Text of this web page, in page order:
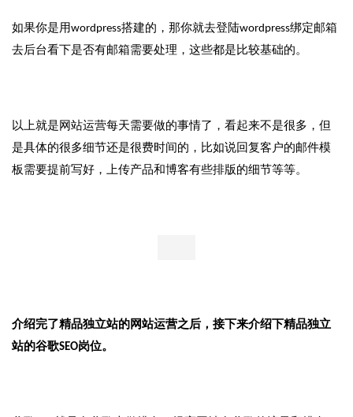
如果你是用wordpress搭建的，那你就去登陆wordpress绑定邮箱
去后台看下是否有邮箱需要处理，这些都是比较基础的。
以上就是网站运营每天需要做的事情了，看起来不是很多，但
是具体的很多细节还是很费时间的，比如说回复客户的邮件模
板需要提前写好，上传产品和博客有些排版的细节等等。
介绍完了精品独立站的网站运营之后，接下来介绍下精品独立
站的谷歌SEO岗位。